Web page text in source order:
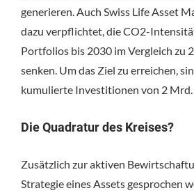
generieren. Auch Swiss Life Asset
dazu verpflichtet, die CO2-
Portfolios bis 2030 im Vergleich zu
senken. Um das Ziel zu erreichen,
kumulierte Investitionen von 2 Mrd.
Die Quadratur des Kreises?
Zusätzlich zur aktiven
Strategie eines Assets gesprochen